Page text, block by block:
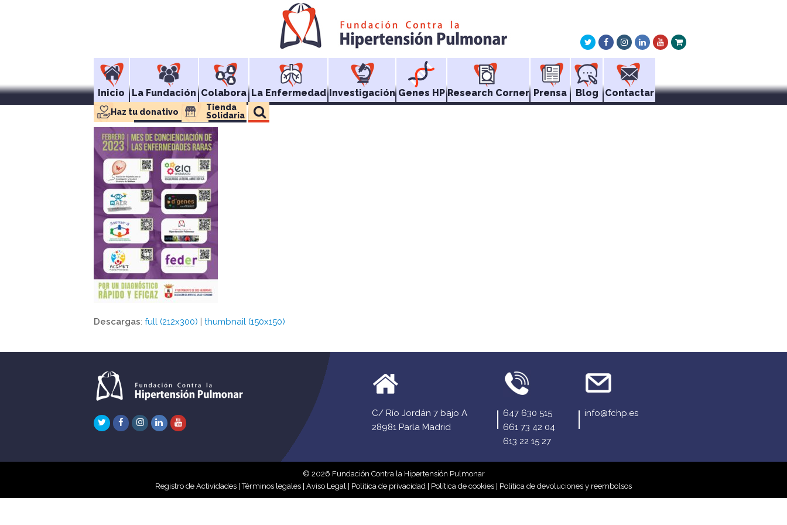
TwitterFacebookInstagram
LinkedInYoutube
Xing
Inicio La Fundación Colabora La Enfermedad Investigación Genes HP Research Corner Prensa Blog Contactar
Haz tu donativo
Tienda
Solidaria
Descargas: full (212x300) | thumbnail (150x150)
TwitterFacebook
Instagram
LinkedInYoutube
C/ Río Jordán 7 bajo A
28981 Parla Madrid
647 630 515
661 73 42 04
613 22 15 27
info@fchp.es
© 2026 Fundación Contra la Hipertensión Pulmonar
Registro de Actividades |Términos legales Aviso Legal Política de privacidad Política de cookies Política de devoluciones y reembolsos